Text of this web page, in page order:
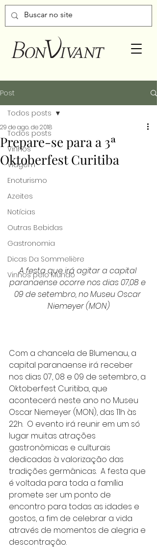
Post
Todos posts
Vinhos
Viagem
Enoturismo
Azeites
Notícias
Outras Bebidas
Gastronomia
Dicas Da Sommelière
Vinhos pelo Mundo
Todos posts
Prepare-se para a 3ª
Oktoberfest Curitiba
29 de ago. de 2018
A festa que irá agitar a capital
paranaense ocorre nos dias 07,08 e
09 de setembro, no Museu Oscar
Niemeyer (MON)
Com a chancela de Blumenau, a
capital paranaense irá receber
nos dias 07, 08 e 09 de setembro, a
Oktoberfest Curitiba, que
acontecerá neste ano no Museu
Oscar Niemeyer (MON), das 11h às
22h.  O evento irá reunir em um só
lugar muitas atrações
gastronômicas e culturais
dedicadas à valorização das
tradições germânicas.  A festa que
é voltada para toda a família
promete ser um ponto de
encontro para todas as idades e
gostos, a fim de celebrar a vida
através de momentos de alegria e
descontração.